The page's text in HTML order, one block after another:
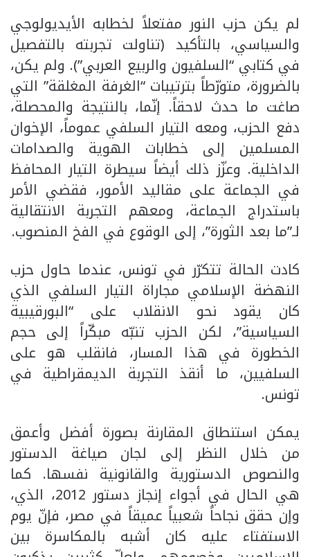
لم يكن حزب النور مفتعلاً لخطابه الأيديولوجي
والسياسي، بالتأكيد (تناولت تجربته بالتفصيل
في كتابي “السلفيون والربيع العربي”). ولم يكن،
بالضرورة، متورّطاً بترتيبات “الغرفة المغلقة” التي
صاغت ما حدث لاحقاً. إنّما، بالنتيجة والمحصلة،
دفع الحزب، ومعه التيار السلفي عموماً، الإخوان
المسلمين إلى خطابات الهوية والصدامات
الداخلية. وعزّز ذلك أيضاً سيطرة التيار المحافظ
في الجماعة على مقاليد الأمور، فقضي الأمر
باستدراج الجماعة، ومعهم التجربة الانتقالية
لـ”ما بعد الثورة”، إلى الوقوع في الفخ المنصوب.
كادت الحالة تتكرّر في تونس، عندما حاول حزب
النهضة الإسلامي مجاراة التيار السلفي الذي
كان يقود نحو الانقلاب على “البورقيبية
السياسية”، لكن الحزب تنبّه مبكّراً إلى حجم
الخطورة في هذا المسار، فانقلب هو على
السلفيين، ما أنقذ التجربة الديمقراطية في
تونس.
يمكن استنطاق المقارنة بصورة أفضل وأعمق
من خلال النظر إلى لجان صياغة الدستور
والنصوص الدستورية والقانونية نفسها. كما
هي الحال في أجواء إنجاز دستور 2012، الذي،
وإن حقق نجاحاً شعبياً عميقاً في مصر، فإنّ يوم
الاستفتاء عليه كان أشبه بالمكاسرة بين